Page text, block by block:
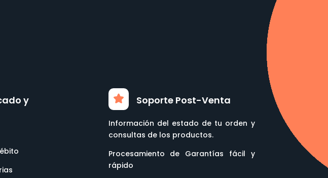
y Soporte Post-Venta
Información del estado de tu orden y
consultas de los productos.
Procesamiento de Garantías fácil y
rápido